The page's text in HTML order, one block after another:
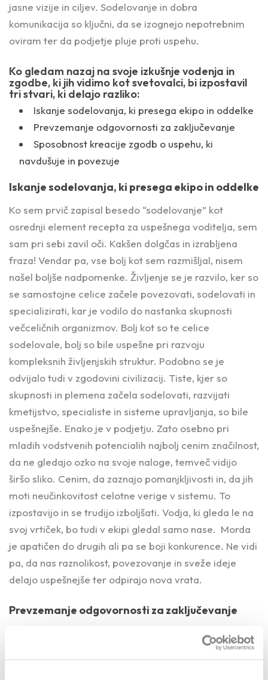
jasne vizije in ciljev. Sodelovanje in dobra
komunikacija so ključni, da se izognejo nepotrebnim
oviram ter da podjetje pluje proti uspehu.
Ko gledam nazaj na svoje izkušnje vodenja in
zgodbe, ki jih vidimo kot svetovalci, bi izpostavil
tri stvari, ki delajo razliko:
Iskanje sodelovanja, ki presega ekipo in oddelke
Prevzemanje odgovornosti za zaključevanje
Sposobnost kreacije zgodb o uspehu, ki
navdušuje in povezuje
Iskanje sodelovanja, ki presega ekipo in oddelke
Ko sem prvič zapisal besedo “sodelovanje” kot
osrednji element recepta za uspešnega voditelja, sem
sam pri sebi zavil oči. Kakšen dolgčas in izrabljena
fraza! Vendar pa, vse bolj kot sem razmišljal, nisem
našel boljše nadpomenke. Življenje se je razvilo, ker so
se samostojne celice začele povezovati, sodelovati in
specializirati, kar je vodilo do nastanka skupnosti
večceličnih organizmov. Bolj kot so te celice
sodelovale, bolj so bile uspešne pri razvoju
kompleksnih življenjskih struktur. Podobno se je
odvijalo tudi v zgodovini civilizacij. Tiste, kjer so
skupnosti in plemena začela sodelovati, razvijati
kmetijstvo, specialiste in sisteme upravljanja, so bile
uspešnejše. Enako je v podjetju. Zato osebno pri
mladih vodstvenih potencialih najbolj cenim značilnost,
da ne gledajo ozko na svoje naloge, temveč vidijo
širšo sliko. Cenim, da zaznajo pomanjkljivosti in, da jih
moti neučinkovitost celotne verige v sistemu. To
izpostavijo in se trudijo izboljšati. Vodja, ki gleda le na
svoj vrtiček, bo tudi v ekipi gledal samo nase. Morda
je apatičen do drugih ali pa se boji konkurence. Ne vidi
pa, da nas raznolikost, povezovanje in sveže ideje
delajo uspešnejše ter odpirajo nova vrata.
Prevzemanje odgovornosti za zaključevanje
Zakaj? Ker sem vedno vihal oči nad tistimi, ki so veliko
govorili in malo naredili. Nekateri imajo sposobnost